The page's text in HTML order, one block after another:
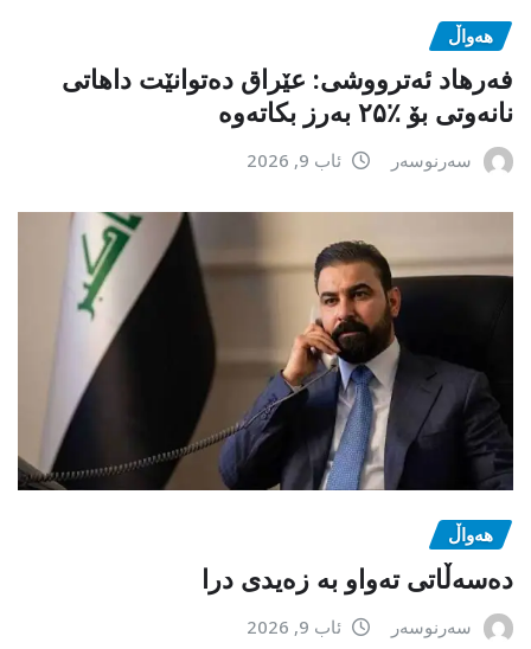
هەواڵ
فەرهاد ئەترووشی: عێراق دەتوانێت داهاتی
نانەوتی بۆ ٪۲۵ بەرز بکاتەوە
سەرنوسەر ئاب 9, 2026
هەواڵ
دەسەڵاتی تەواو بە زەیدی درا
سەرنوسەر ئاب 9, 2026